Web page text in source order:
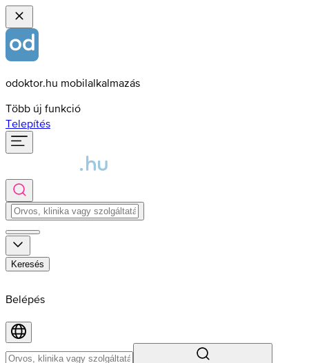
odoktor.hu mobilalkalmazás
Több új funkció
Telepítés
Keresés
Belépés